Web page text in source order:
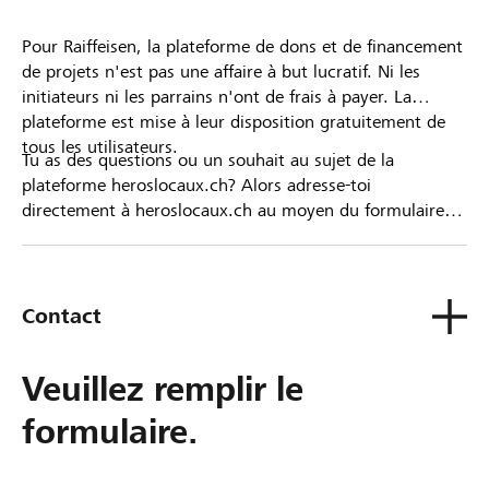
Pour Raiffeisen, la plateforme de dons et de financement
de projets n'est pas une affaire à but lucratif. Ni les
initiateurs ni les parrains n'ont de frais à payer. La
plateforme est mise à leur disposition gratuitement de
tous les utilisateurs.
Tu as des questions ou un souhait au sujet de la
plateforme heroslocaux.ch? Alors adresse-toi
directement à heroslocaux.ch au moyen du formulaire
Contact
Veuillez remplir le
formulaire.